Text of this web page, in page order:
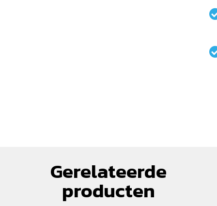
Gerelateerde
producten